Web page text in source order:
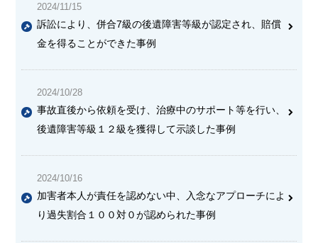
2024/11/15
訴訟により、併合7級の後遺障害等級が認定され、賠償
金を得ることができた事例
2024/10/28
事故直後から依頼を受け、治療中のサポート等を行い、
後遺障害等級１２級を獲得して示談した事例
2024/10/16
加害者本人が責任を認めない中、入念なアプローチによ
り過失割合１００対０が認められた事例